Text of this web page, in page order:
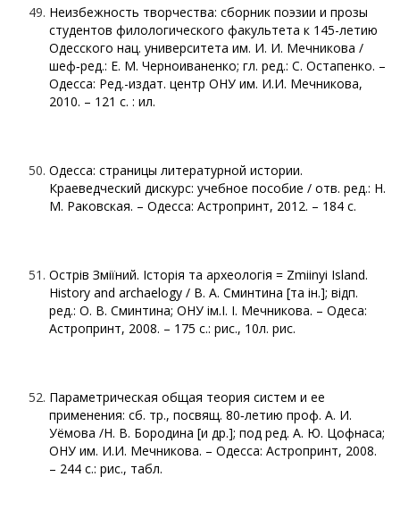
Неизбежность творчества: сборник поэзии и прозы
студентов филологического факультета к 145-летию
Одесского нац. университета им. И. И. Мечникова /
шеф‑ред.: Е. М. Черноиваненко; гл. ред.: С. Остапенко. –
Одесса: Ред.-издат. центр ОНУ им. И.И. Мечникова,
2010. – 121 с. : ил.
Одесса: страницы литературной истории.
Краеведческий дискурс: учебное пособие / отв. ред.: Н.
М. Раковская. – Одесса: Астропринт, 2012. – 184 с.
Острів Зміїний. Історія та археологiя = Zmiinyi Island.
History and archaelogy / В. А. Сминтина [та ін.]; відп.
ред.: О. В. Сминтина; ОНУ ім.І. І. Мечникова. – Одеса:
Астропринт, 2008. – 175 с.: рис., 10л. рис.
Параметрическая общая теория систем и ее
применения: сб. тр., посвящ. 80‑летию проф. А. И.
Уёмова /Н. В. Бородина [и др.]; под ред. А. Ю. Цофнаса;
ОНУ им. И.И. Мечникова. – Одесса: Астропринт, 2008.
– 244 с.: рис., табл.